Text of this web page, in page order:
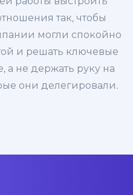
так, чтобы
могли спокойно
и решать ключевые
а не держать руку на
они делегировали.